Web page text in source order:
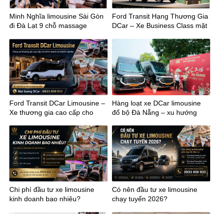
Minh Nghĩa limousine Sài Gòn
đi Đà Lạt 9 chỗ massage
Ford Transit Hạng Thương Gia
DCar – Xe Business Class mặt
Ford Transit DCar Limousine –
Xe thương gia cao cấp cho
Hàng loạt xe DCar limousine
đổ bộ Đà Nẵng – xu hướng
miền Trung
Chi phí đầu tư xe limousine
kinh doanh bao nhiêu?
Có nên đầu tư xe limousine
chạy tuyến 2026?